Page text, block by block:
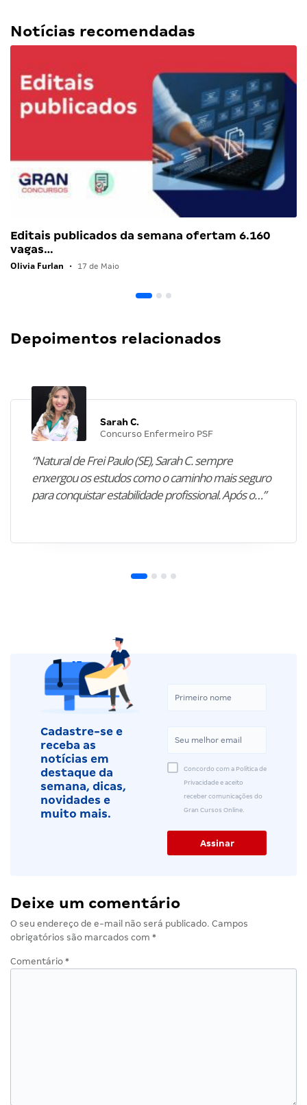
Notícias recomendadas
Editais publicados da semana ofertam 6.160
vagas…
Olivia Furlan • 17 de Maio
Depoimentos relacionados
Sarah C.
Concurso Enfermeiro PSF
“Natural de Frei Paulo (SE), Sarah C. sempre
enxergou os estudos como o caminho mais seguro
para conquistar estabilidade profissional. Após o…”
Cadastre-se e
receba as
notícias em
destaque da
semana, dicas,
novidades e
muito mais.
Concordo com a Política de
Privacidade e aceito
receber comunicações do
Gran Cursos Online.
Deixe um comentário
O seu endereço de e-mail não será publicado. Campos
obrigatórios são marcados com *
Comentário *